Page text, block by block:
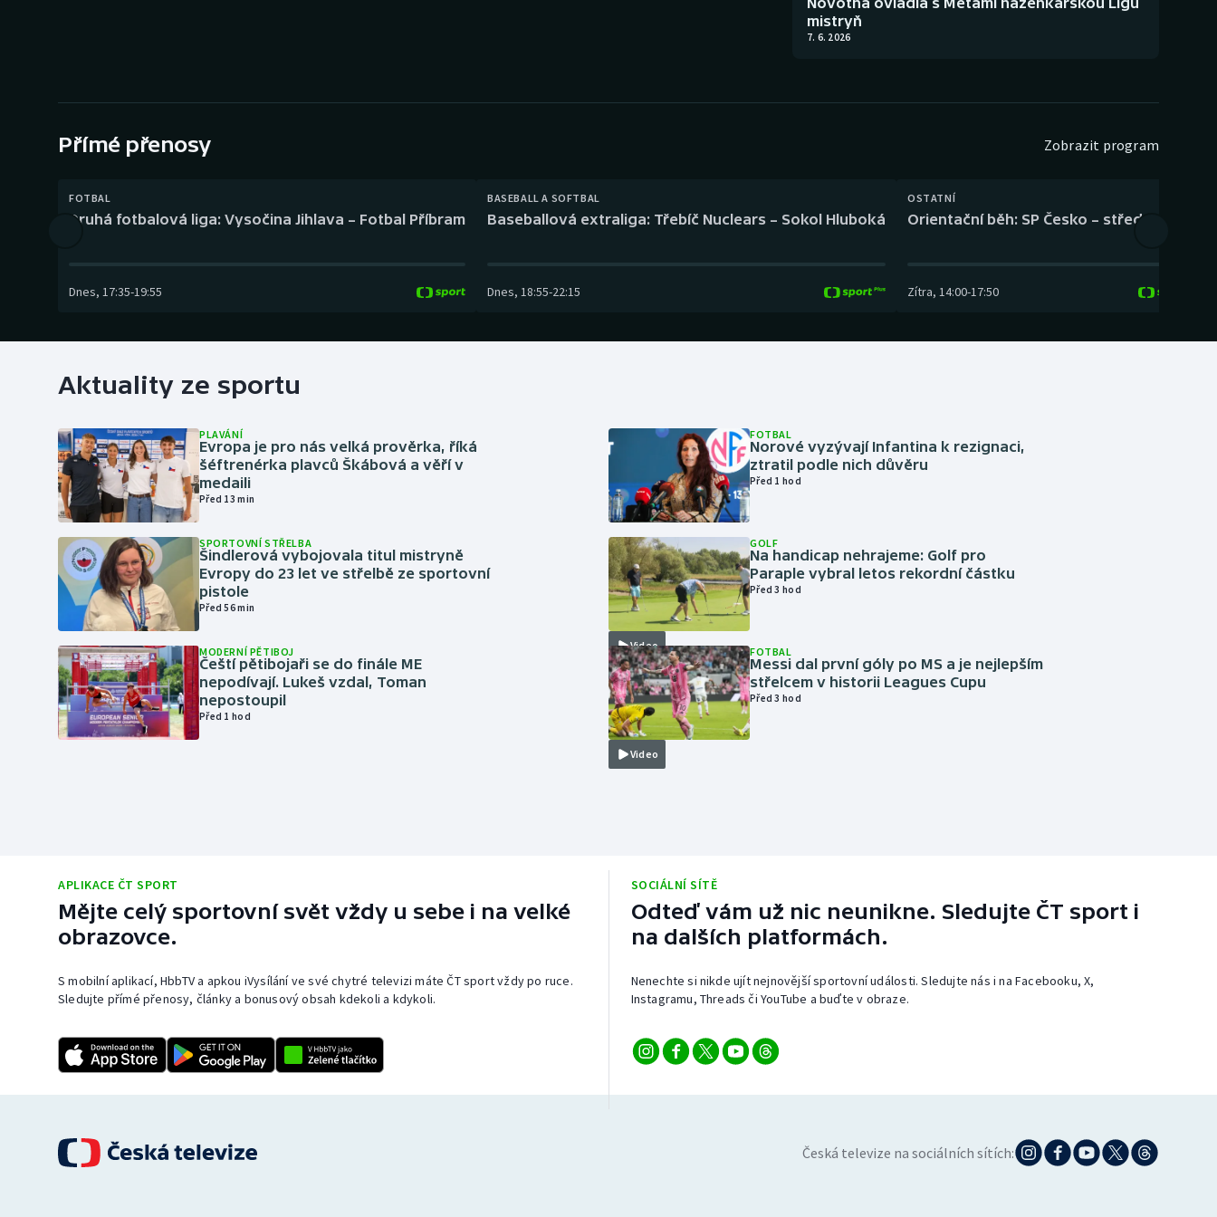
Gymnastika Plážový volejbal
mistryň
7. 6. 2026
Přímé přenosy Zobrazit program
FOTBAL
Druhá fotbalová liga: Vysočina Jihlava – Fotbal Příbram
Dnes, 17:35-19:55
BASEBALL A SOFTBAL
Baseballová extraliga: Třebíč Nuclears – Sokol Hluboká
Dnes, 18:55-22:15
OSTATNÍ
Orientační běh: SP Česko – střední trať
Zítra, 14:00-17:50
Aktuality ze sportu
PLAVÁNÍ
Evropa je pro nás velká prověrka, říká
šéftrenérka plavců Škábová a věří v
medaili
Před 13 min
SPORTOVNÍ STŘELBA
Šindlerová vybojovala titul mistryně
Evropy do 23 let ve střelbě ze sportovní
pistole
Před 56 min
MODERNÍ PĚTIBOJ
Čeští pětibojaři se do finále ME
nepodívají. Lukeš vzdal, Toman
nepostoupil
Před 1 hod
FOTBAL
Norové vyzývají Infantina k rezignaci,
ztratil podle nich důvěru
Před 1 hod
Video
GOLF
Na handicap nehrajeme: Golf pro
Paraple vybral letos rekordní částku
Před 3 hod
Video
FOTBAL
Messi dal první góly po MS a je nejlepším
střelcem v historii Leagues Cupu
Před 3 hod
APLIKACE ČT SPORT
Mějte celý sportovní svět vždy u sebe i na velké
obrazovce.
S mobilní aplikací, HbbTV a apkou iVysílání ve své chytré televizi máte ČT sport vždy po ruce.
Sledujte přímé přenosy, články a bonusový obsah kdekoli a kdykoli.
SOCIÁLNÍ SÍTĚ
Odteď vám už nic neunikne. Sledujte ČT sport i
na dalších platformách.
Nenechte si nikde ujít nejnovější sportovní události. Sledujte nás i na Facebooku, X,
Instagramu, Threads či YouTube a buďte v obraze.
Česká televize na sociálních sítích: